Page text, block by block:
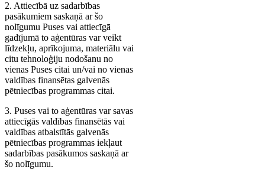
2. Attiecībā uz sadarbības
pasākumiem saskaņā ar šo
nolīgumu Puses vai attiecīgā
gadījumā to aģentūras var veikt
līdzekļu, aprīkojuma, materiālu vai
citu tehnoloģiju nodošanu no
vienas Puses citai un/vai no vienas
valdības finansētas galvenās
pētniecības programmas citai.
3. Puses vai to aģentūras var savas
attiecīgās valdības finansētās vai
valdības atbalstītās galvenās
pētniecības programmas iekļaut
sadarbības pasākumos saskaņā ar
šo nolīgumu.